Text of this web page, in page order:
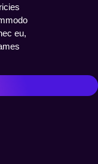
eu,